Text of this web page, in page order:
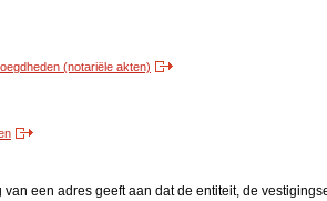
(notariële akten)
een adres geeft aan dat de entiteit, de